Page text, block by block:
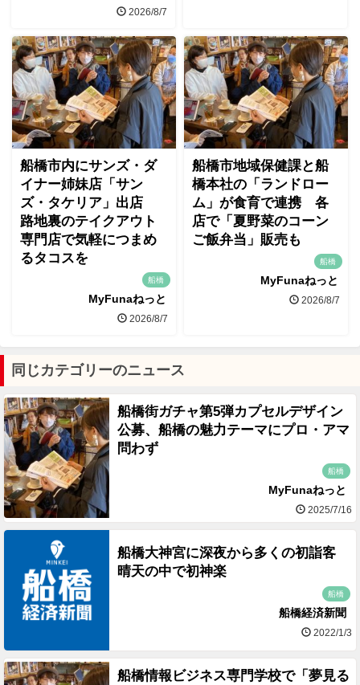
2026/8/7
船橋市内にサンズ・ダ
イナー姉妹店「サン
ズ・タケリア」出店
路地裏のテイクアウト
専門店で気軽につまめ
るタコスを
船橋
MyFunaねっと
2026/8/7
船橋市地域保健課と船
橋本社の「ランドロー
ム」が食育で連携 各
店で「夏野菜のコーン
ご飯弁当」販売も
船橋
MyFunaねっと
2026/8/7
同じカテゴリーのニュース
船橋街ガチャ第5弾カプセルデザイン
公募、船橋の魅力テーマにプロ・アマ
問わず
船橋
MyFunaねっと
2025/7/16
船橋大神宮に深夜から多くの初詣客
晴天の中で初神楽
船橋
船橋経済新聞
2022/1/3
船橋情報ビジネス専門学校で「夢見る